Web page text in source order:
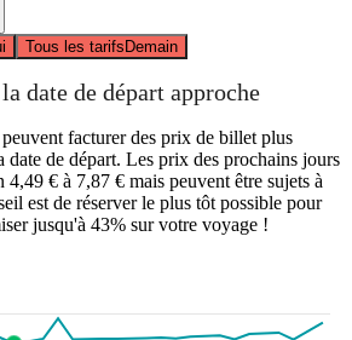
Tous les tarifsDemain
date de départ approche
facturer des prix de billet plus
date de départ. Les prix des prochains jours
€ à 7,87 € mais peuvent être sujets à
est de réserver le plus tôt possible pour
jusqu'à 43% sur votre voyage !